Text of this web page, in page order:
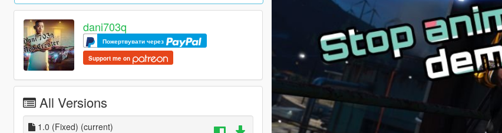
dani703q
Пожертвувати через
Support me on
All Versions
1.0 (Fixed) (current)